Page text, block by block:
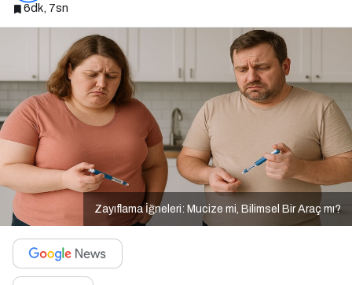
6dk, 7sn
Zayıflama İğneleri: Mucize mi, Bilimsel Bir Araç mı?